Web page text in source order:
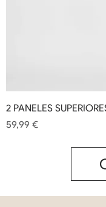
2 PANELES
Precio
59,99 €